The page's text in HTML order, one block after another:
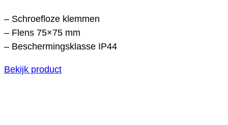
– Schroefloze klemmen
– Flens 75×75 mm
– Beschermingsklasse IP44
Bekijk product